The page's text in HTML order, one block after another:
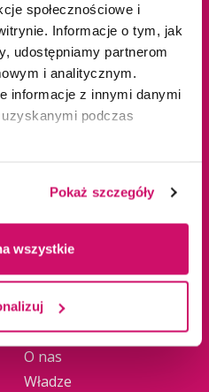
społecznościowe i
Informacje o tym, jak
udostępniamy partnerom
i analitycznym.
informacje z innymi danymi
podczas
Pokaż szczegóły
wszystkie
Dąbrowa Górnicza
Gliwice
Jaworzno
Katowice
Kraków
Warszawa
Uczelnia
O nas
Władze